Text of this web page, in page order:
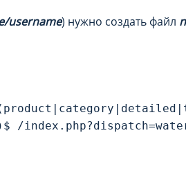
username) нужно создать файл
/